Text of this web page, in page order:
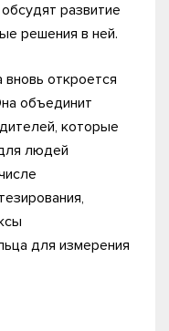
развитие
решения в ней.
откроется
объединит
которые
людей
для измерения